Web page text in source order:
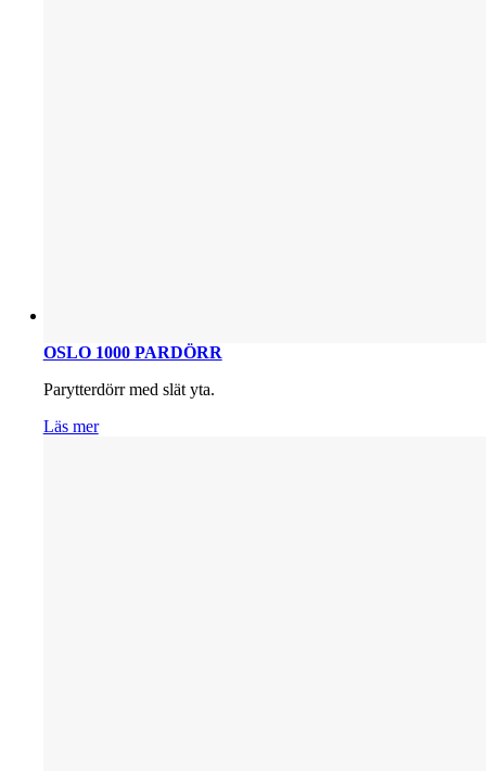
OSLO 1000 PARDÖRR
Parytterdörr med slät yta.
Läs mer